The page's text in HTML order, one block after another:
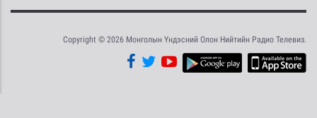
Copyright © 2026 Монголын Үндэсний Олон Нийтийн Радио Телевиз.